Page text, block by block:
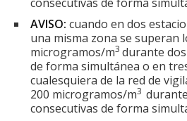
AVISO: cuando en dos
una misma zona se superan
microgramos/m3 durante
de forma simultánea o en
cualesquiera de la red de
200 microgramos/m3
consecutivas de forma